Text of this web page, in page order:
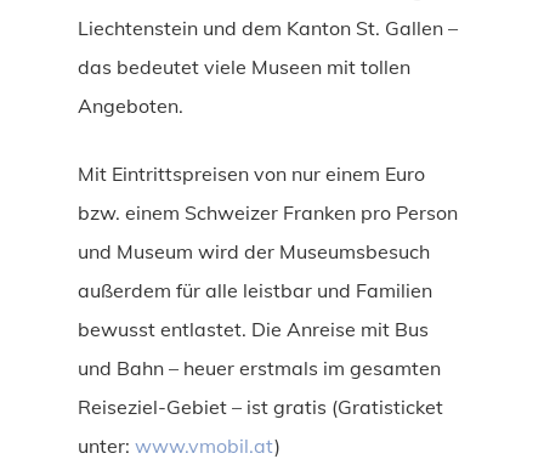
Liechtenstein und dem Kanton St. Gallen –
das bedeutet viele Museen mit tollen
Angeboten.
Mit Eintrittspreisen von nur einem Euro
bzw. einem Schweizer Franken pro Person
und Museum wird der Museumsbesuch
außerdem für alle leistbar und Familien
bewusst entlastet. Die Anreise mit Bus
und Bahn – heuer erstmals im gesamten
Reiseziel-Gebiet – ist gratis (Gratisticket
unter: www.vmobil.at)